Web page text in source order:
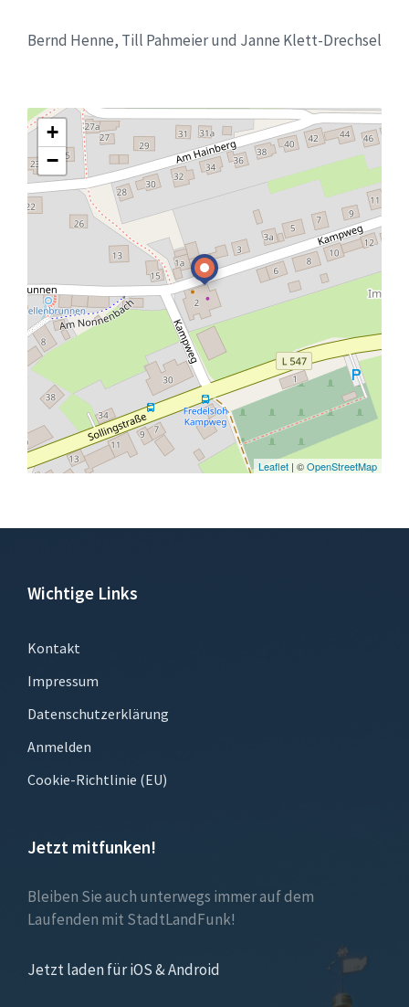
Bernd Henne, Till Pahmeier und Janne Klett-Drechsel
+
−
Leaflet | ©OpenStreetMap
Wichtige Links
Kontakt
Impressum
Datenschutzerklärung
Anmelden
Cookie-Richtlinie (EU)
Jetzt mitfunken!
Bleiben Sie auch unterwegs immer auf dem
Laufenden mit StadtLandFunk!
Jetzt laden für iOS & Android